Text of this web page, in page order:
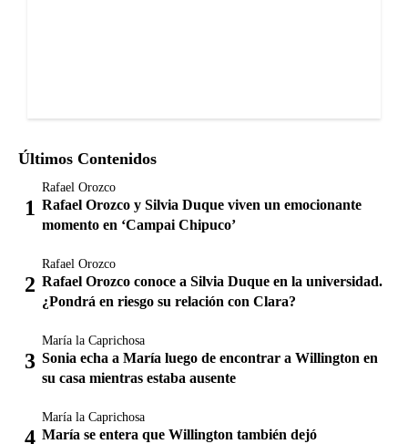
Últimos Contenidos
Rafael Orozco
Rafael Orozco y Silvia Duque viven un emocionante
momento en ‘Campai Chipuco’
Rafael Orozco
Rafael Orozco conoce a Silvia Duque en la universidad.
¿Pondrá en riesgo su relación con Clara?
María la Caprichosa
Sonia echa a María luego de encontrar a Willington en
su casa mientras estaba ausente
María la Caprichosa
María se entera que Willington también dejó